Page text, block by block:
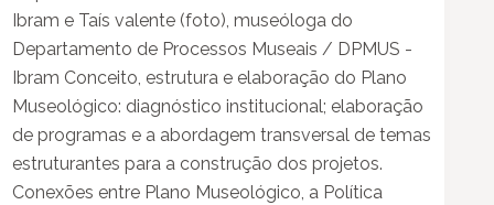
Ibram e Taís valente (foto), museóloga do
Departamento de Processos Museais / DPMUS -
Ibram Conceito, estrutura e elaboração do Plano
Museológico: diagnóstico institucional; elaboração
de programas e a abordagem transversal de temas
estruturantes para a construção dos projetos.
Conexões entre Plano Museológico, a Política